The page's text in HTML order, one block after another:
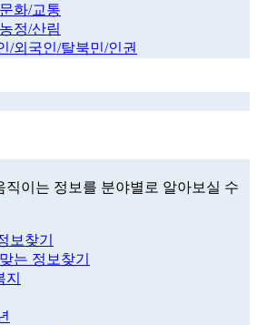
화/교통
정/산림
/외국인/탈북민/인권
직이는 정보를 분야별로 알아보실 수
보찾기
는 정보찾기